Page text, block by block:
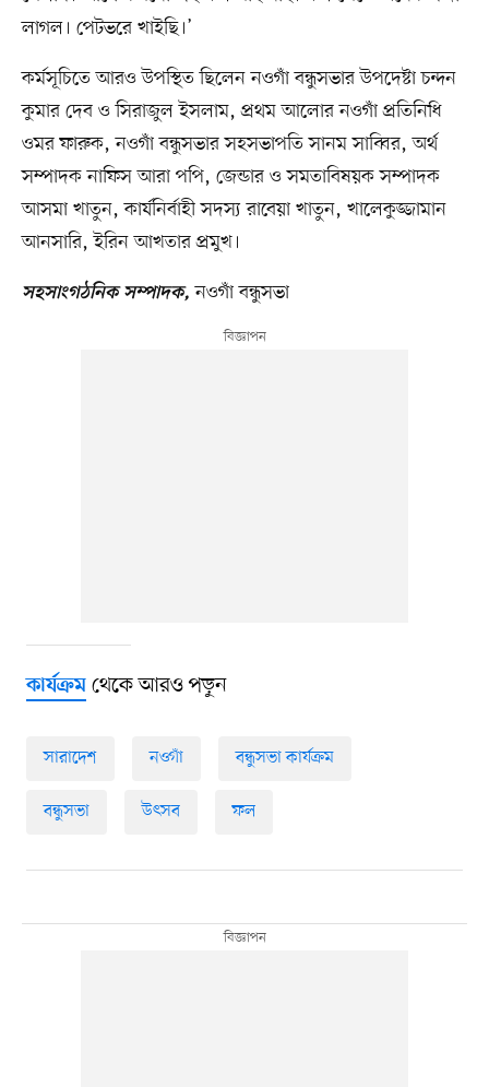
লাগল। পেটভরে খাইছি।’
কর্মসূচিতে আরও উপস্থিত ছিলেন নওগাঁ বন্ধুসভার উপদেষ্টা চন্দন
কুমার দেব ও সিরাজুল ইসলাম, প্রথম আলোর নওগাঁ প্রতিনিধি
ওমর ফারুক, নওগাঁ বন্ধুসভার সহসভাপতি সানম সাব্বির, অর্থ
সম্পাদক নাফিস আরা পপি, জেন্ডার ও সমতাবিষয়ক সম্পাদক
আসমা খাতুন, কার্যনির্বাহী সদস্য রাবেয়া খাতুন, খালেকুজ্জামান
আনসারি, ইরিন আখতার প্রমুখ।
সহসাংগঠনিক সম্পাদক, নওগাঁ বন্ধুসভা
কার্যক্রমথেকে আরও পড়ুন
সারাদেশ নওগাঁ বন্ধুসভা কার্যক্রম
বন্ধুসভা উৎসব ফল